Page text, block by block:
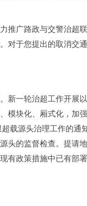
广路政与交警治超
于您提出的取消交
新一轮治超工作开展
模块化、厢式化，加
载源头治理工作的
头的监督检查。提请
有政策措施中已有部